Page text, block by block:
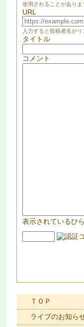
使用されることがありま
URL
入力すると投稿者名がリ
タイトル
コメント
表示されているひ
ＴＯＰ
ライブのお知ら